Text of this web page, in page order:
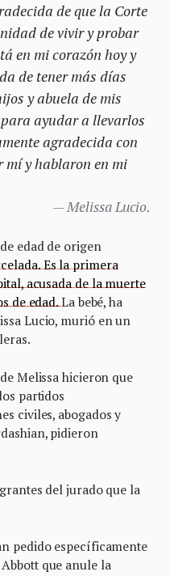
de que la Corte
de vivir y probar
en mi corazón hoy y
de tener más días
y abuela de mis
ayudar a llevarlos
agradecida con
mí y hablaron en mi
Melissa Lucio.
edad de origen
Es la primera
acusada de la muerte
de edad.La bebé, ha
Lucio, murió en un
Melissa hicieron que
partidos
civiles, abogados y
pidieron
del jurado que la
pedido específicamente
que anule la